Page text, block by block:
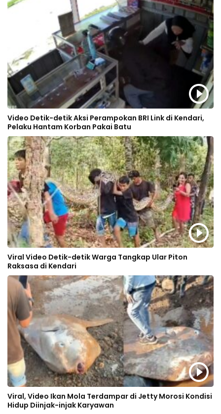
Video Detik-detik Aksi Perampokan BRI Link di Kendari,
Pelaku Hantam Korban Pakai Batu
Viral Video Detik-detik Warga Tangkap Ular Piton
Raksasa di Kendari
Viral, Video Ikan Mola Terdampar di Jetty Morosi Kondisi
Hidup Diinjak-injak Karyawan